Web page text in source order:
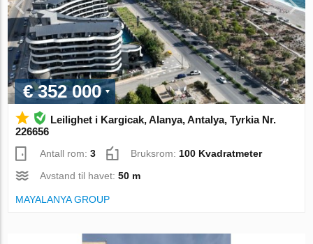
€ 352 000
Leilighet i Kargicak, Alanya, Antalya, Tyrkia Nr.
226656
Antall rom:3 Bruksrom:100 Kvadratmeter
Avstand til havet:50 m
MAYALANYA GROUP